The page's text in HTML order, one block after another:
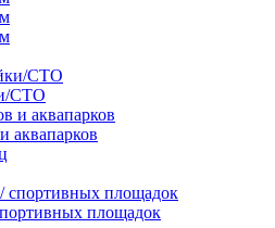
СТО
аквапарков
площадок